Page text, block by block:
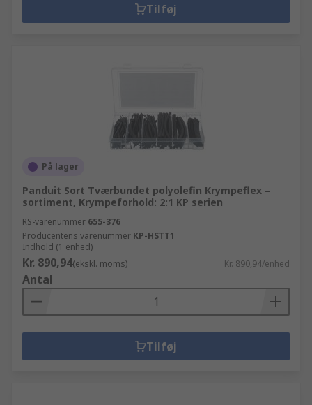
Tilføj
På lager
Panduit Sort Tværbundet polyolefin Krympeflex –
sortiment, Krympeforhold: 2:1 KP serien
RS-varenummer 655-376
Producentens varenummer KP-HSTT1
Indhold (1 enhed)
Kr. 890,94(ekskl. moms) Kr. 890,94/enhed
Antal
Tilføj